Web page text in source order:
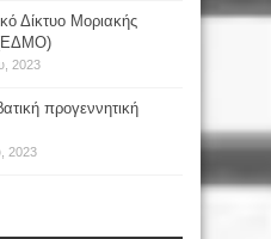
Δίκτυο Μοριακής
(ΕΔΜΟ)
2023
προγεννητική
2023